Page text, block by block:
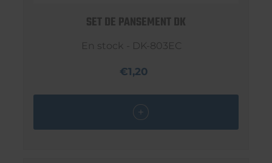
SET DE PANSEMENT DK
En stock - DK-803EC
€1,20